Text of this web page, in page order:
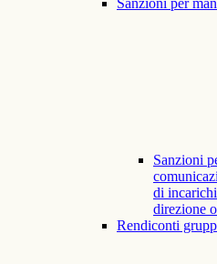
Sanzioni per
Sanzioni
di
direzione
Rendiconti